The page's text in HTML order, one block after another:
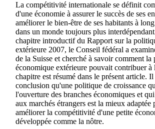
La compétitivité internationale se définit
d'une économie à assurer le succès de ses
améliorer le bien-être de ses habitants à
dans un monde toujours plus
chapitre introductif du Rapport sur la
extérieure 2007, le Conseil fédéral a
de la Suisse et cherché à savoir comment la
économique extérieure pouvait contribuer à
chapitre est résumé dans le présent article.
conclusion qu'une politique de croissance
l'ouverture des branches économiques et
aux marchés étrangers est la mieux adaptée
améliorer la compétitivité d'une petite
développée comme la nôtre.